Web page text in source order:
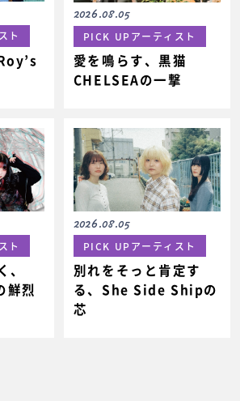
ト
2026.08.05
PICK UPアーティスト
愛を鳴らす、黒猫
CHELSEAの一撃
ト
、
鮮烈
2026.08.05
PICK UPアーティスト
別れをそっと肯定す
る、She Side Shipの
芯